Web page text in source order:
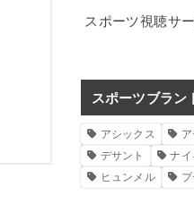
スポーツ視聴サ
スポーツブラン
アシックス
デサント
ナイ
ヒュンメル